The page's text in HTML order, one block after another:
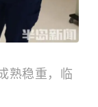
熟稳重，临